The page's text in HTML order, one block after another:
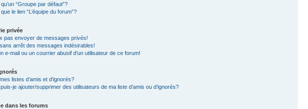
“Groupe par défaut”?
le lien “L’équipe du forum”?
privée
pas envoyer de messages privés!
arrêt des messages indésirables!
e-mail ou un courrier abusif d’un utilisateur de ce forum!
listes d’amis et d’ignorés?
je ajouter/supprimer des utilisateurs de ma liste d’amis ou d’ignorés?
dans les forums